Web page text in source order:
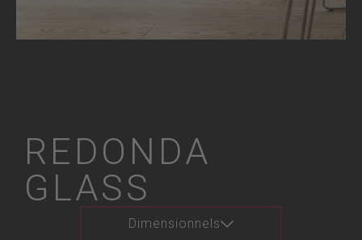
REDONDA
GLASS
Dimensionnels